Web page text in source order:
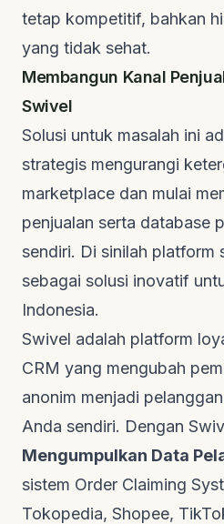
tetap kompetitif, bahkan
yang tidak sehat.
Membangun Kanal
Swivel
Solusi untuk masalah ini
strategis mengurangi
marketplace dan mulai
penjualan serta database
sendiri. Di sinilah platform
sebagai solusi inovatif
Indonesia.
Swivel adalah platform
CRM yang mengubah
anonim menjadi
Anda sendiri. Dengan
Mengumpulkan Data
sistem Order Claiming
Tokopedia, Shopee,